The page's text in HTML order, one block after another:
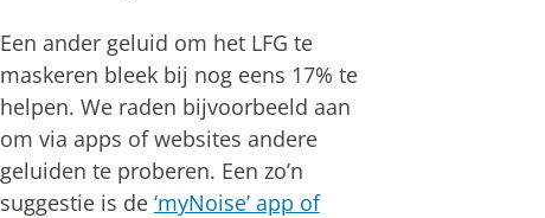
Een ander geluid om het LFG te
maskeren bleek bij nog eens 17% te
helpen. We raden bijvoorbeeld aan
om via apps of websites andere
geluiden te proberen. Een zo’n
suggestie is de ‘myNoise’ app of